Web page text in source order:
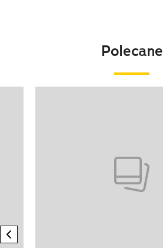
Polecane
previous element